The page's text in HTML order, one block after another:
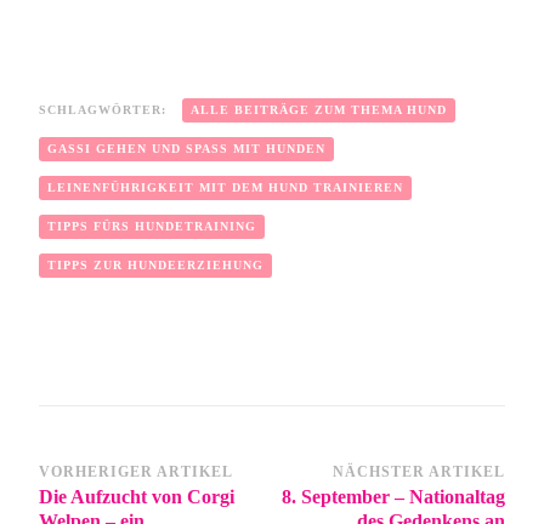
SCHLAGWÖRTER: ALLE BEITRÄGE ZUM THEMA HUND
GASSI GEHEN UND SPASS MIT HUNDEN
LEINENFÜHRIGKEIT MIT DEM HUND TRAINIEREN
TIPPS FÜRS HUNDETRAINING
TIPPS ZUR HUNDEERZIEHUNG
VORHERIGER ARTIKEL
Die Aufzucht von Corgi
NÄCHSTER ARTIKEL
8. September – Nationaltag